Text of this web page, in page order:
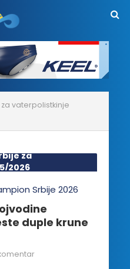
vaterpolistkinje
za
2026
duple krune